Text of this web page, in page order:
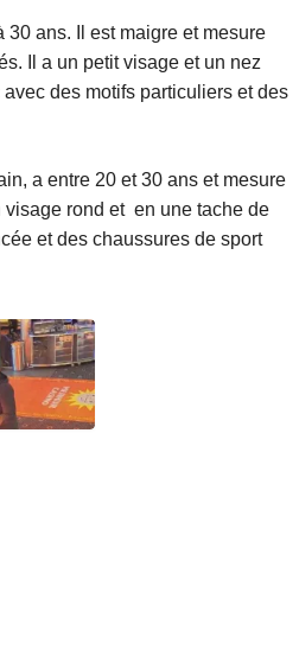
ans. Il est maigre et mesure
Il a un petit visage et un nez
des motifs particuliers et des
a entre 20 et 30 ans et mesure
visage rond et en une tache de
et des chaussures de sport